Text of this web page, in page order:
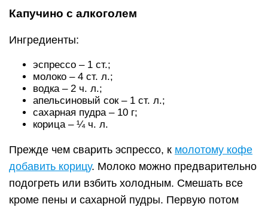
Капучино с алкоголем
Ингредиенты:
эспрессо – 1 ст.;
молоко – 4 ст. л.;
водка – 2 ч. л.;
апельсиновый сок – 1 ст. л.;
сахарная пудра – 10 г;
корица – ¼ ч. л.
Прежде чем сварить эспрессо, к молотому кофе
добавить корицу. Молоко можно предварительно
подогреть или взбить холодным. Смешать все
кроме пены и сахарной пудры. Первую потом